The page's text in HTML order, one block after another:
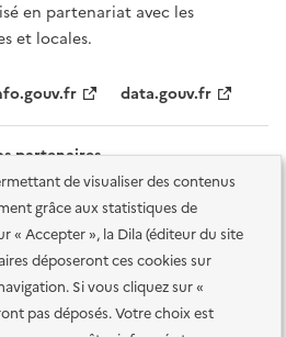
de visualiser des contenus
grâce aux statistiques de
« Accepter », la Dila (éditeur du site
déposeront ces cookies sur
Si vous cliquez sur «
pas déposés. Votre choix est
en partenariat avec les
et locales.
data.gouv.fr
partenaires
conforme
Accessibilité des